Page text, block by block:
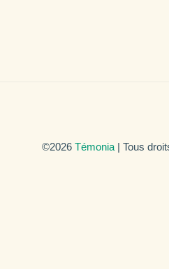
©2026 Témonia | Tous